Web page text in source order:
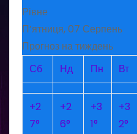
Рівне
П’ятниця, 07 Серпень
Прогноз на тиждень
Сб
Нд Пн Вт
+2
7°
+2
6°
+3
1°
+3
2°